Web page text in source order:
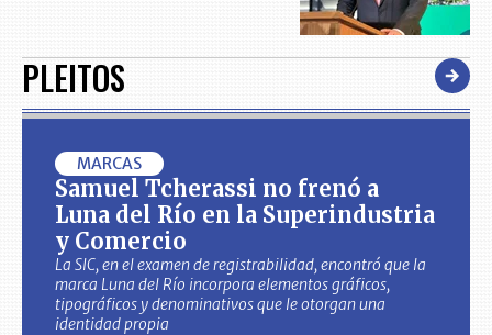
PLEITOS
MARCAS
Samuel Tcherassi no frenó a
Luna del Río en la Superindustria
y Comercio
La SIC, en el examen de registrabilidad, encontró que la
marca Luna del Río incorpora elementos gráficos,
tipográficos y denominativos que le otorgan una
identidad propia